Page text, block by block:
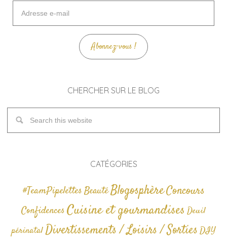
mail
Abonnez-vous !
CHERCHER SUR LE BLOG
CATÉGORIES
#TeamPipelettesBeautéBlogosphèreConcours
Confidences Cuisine et gourmandises Deuil
périnatalDivertissements / Loisirs / SortiesDIY